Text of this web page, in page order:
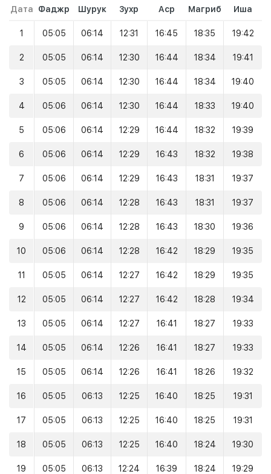
Дата Фаджр Шурук Зухр Аср Магриб Иша
1 05:05 06:14 12:31 16:45 18:35 19:42
2 05:05 06:14 12:30 16:44 18:34 19:41
3 05:05 06:14 12:30 16:44 18:34 19:40
4 05:06 06:14 12:30 16:44 18:33 19:40
5 05:06 06:14 12:29 16:44 18:32 19:39
6 05:06 06:14 12:29 16:43 18:32 19:38
7 05:06 06:14 12:29 16:43 18:31 19:37
8 05:06 06:14 12:28 16:43 18:31 19:37
9 05:06 06:14 12:28 16:43 18:30 19:36
10 05:06 06:14 12:28 16:42 18:29 19:35
11 05:05 06:14 12:27 16:42 18:29 19:35
12 05:05 06:14 12:27 16:42 18:28 19:34
13 05:05 06:14 12:27 16:41 18:27 19:33
14 05:05 06:14 12:26 16:41 18:27 19:33
15 05:05 06:14 12:26 16:41 18:26 19:32
16 05:05 06:13 12:25 16:40 18:25 19:31
17 05:05 06:13 12:25 16:40 18:25 19:31
18 05:05 06:13 12:25 16:40 18:24 19:30
19 05:05 06:13 12:24 16:39 18:24 19:29